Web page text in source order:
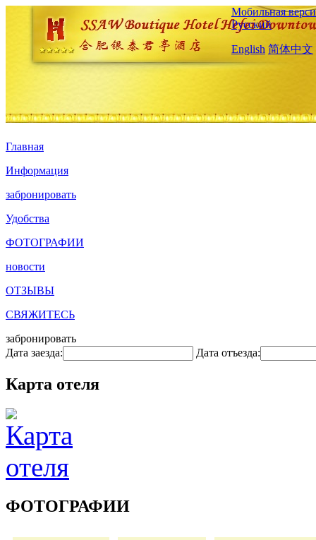
Мобильная
Русский
English 简体中文
Главная
Информация
забронировать
Удобства
ФОТОГРАФИИ
новости
ОТЗЫВЫ
СВЯЖИТЕСЬ
забронировать
Дата заезда:
Дата отъезда:
Карта отеля
ФОТОГРАФИИ